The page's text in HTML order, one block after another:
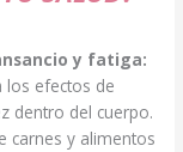
y fatiga:
los efectos de
dentro del cuerpo.
carnes y alimentos